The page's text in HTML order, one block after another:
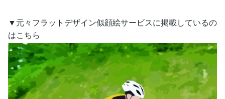
▼元々フラットデザイン似顔絵サービスに掲載しているの
はこちら